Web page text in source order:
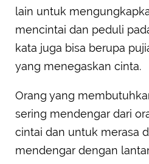
lain untuk
mencintai dan peduli
kata juga bisa berupa
yang menegaskan cinta.
Orang yang
sering mendengar dari
cintai dan untuk merasa
mendengar dengan